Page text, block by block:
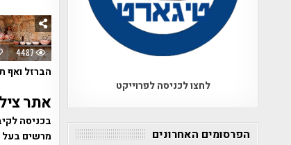
4487
הברזל ואף
אתר
בכניסה
מרשים בעל
לחצו לכניסה לפרוייקט
הפרסומים האחרונים